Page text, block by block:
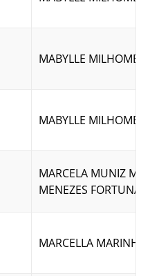
MABYLLE
MABYLLE
MARCELA MUNIZ
MENEZES
MARCELLA MARINHO